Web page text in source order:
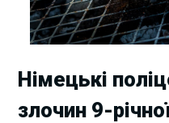
Німецькі
злочин 9-